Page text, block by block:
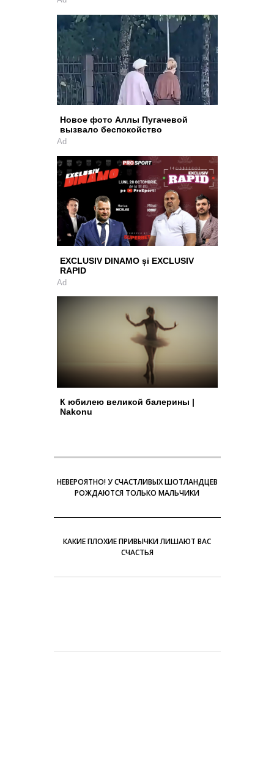
Новое фото Аллы Пугачевой
вызвало беспокойство
Ad
EXCLUSIV DINAMO și EXCLUSIV
RAPID
Ad
К юбилею великой балерины |
Nakonu
НЕВЕРОЯТНО! У СЧАСТЛИВЫХ ШОТЛАНДЦЕВ
РОЖДАЮТСЯ ТОЛЬКО МАЛЬЧИКИ
КАКИЕ ПЛОХИЕ ПРИВЫЧКИ ЛИШАЮТ ВАС
СЧАСТЬЯ